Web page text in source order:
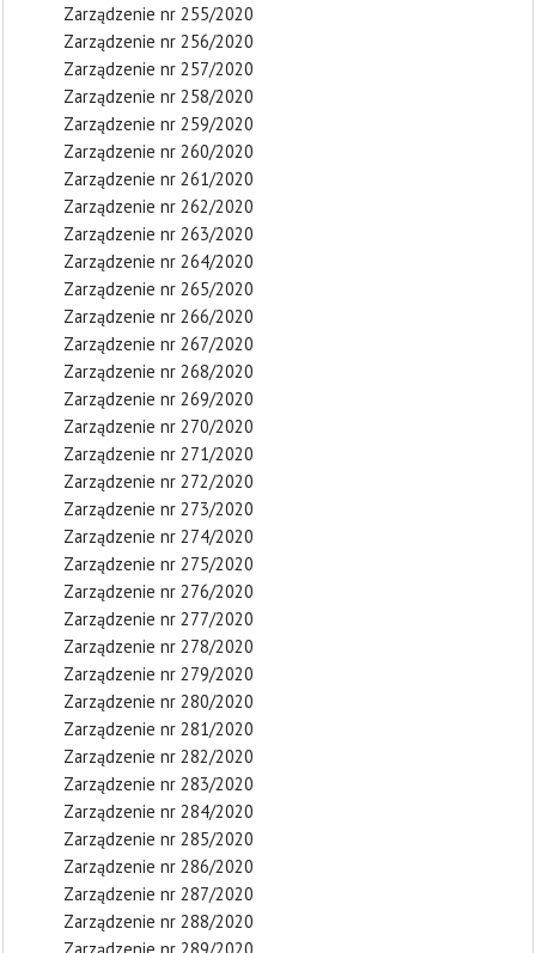
Zarządzenie nr 255/2020
Zarządzenie nr 256/2020
Zarządzenie nr 257/2020
Zarządzenie nr 258/2020
Zarządzenie nr 259/2020
Zarządzenie nr 260/2020
Zarządzenie nr 261/2020
Zarządzenie nr 262/2020
Zarządzenie nr 263/2020
Zarządzenie nr 264/2020
Zarządzenie nr 265/2020
Zarządzenie nr 266/2020
Zarządzenie nr 267/2020
Zarządzenie nr 268/2020
Zarządzenie nr 269/2020
Zarządzenie nr 270/2020
Zarządzenie nr 271/2020
Zarządzenie nr 272/2020
Zarządzenie nr 273/2020
Zarządzenie nr 274/2020
Zarządzenie nr 275/2020
Zarządzenie nr 276/2020
Zarządzenie nr 277/2020
Zarządzenie nr 278/2020
Zarządzenie nr 279/2020
Zarządzenie nr 280/2020
Zarządzenie nr 281/2020
Zarządzenie nr 282/2020
Zarządzenie nr 283/2020
Zarządzenie nr 284/2020
Zarządzenie nr 285/2020
Zarządzenie nr 286/2020
Zarządzenie nr 287/2020
Zarządzenie nr 288/2020